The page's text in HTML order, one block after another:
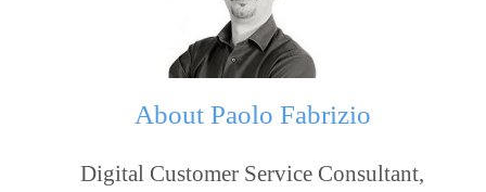
About Paolo Fabrizio
Digital Customer Service Consultant,